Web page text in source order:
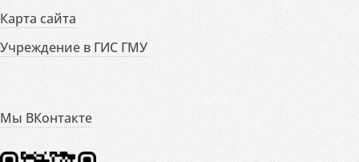
Карта сайта
Учреждение в ГИС ГМУ
Мы ВКонтакте